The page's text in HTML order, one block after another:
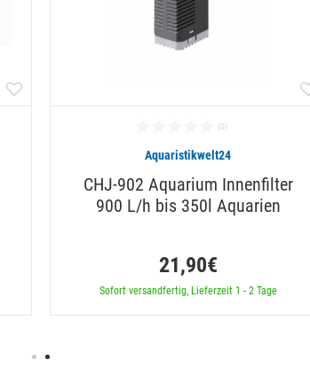
Aquaristikwelt24
CHJ-902 Aquarium Innenfilter
900 L/h bis 350l Aquarien
21,90€
Sofort versandfertig, Lieferzeit 1 - 2 Tage